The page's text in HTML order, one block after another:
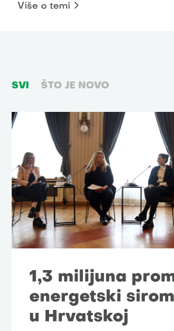
Više o temi
SVI ŠTO JE NOVO
1,3 milijuna
energetski
u Hrvatskoj